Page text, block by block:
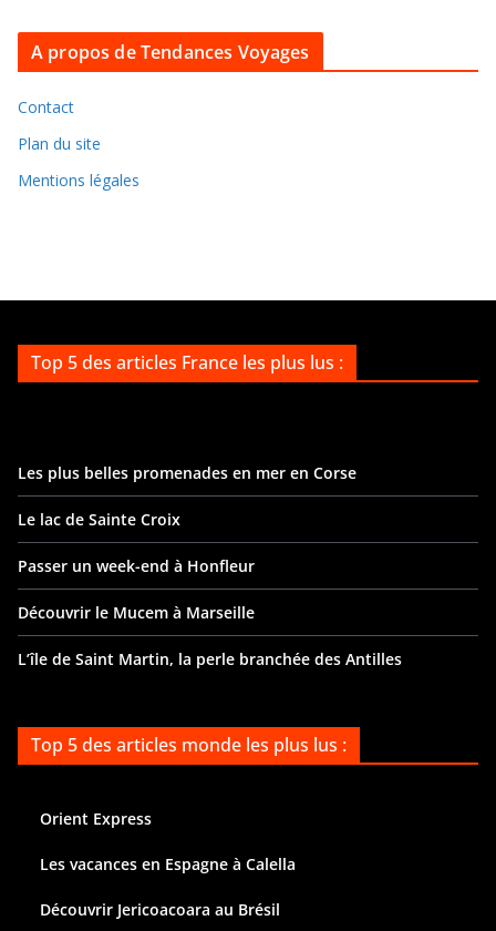
i
v
e
A propos de Tendances Voyages
Contact
Plan du site
Mentions légales
Top 5 des articles France les plus lus :
Les plus belles promenades en mer en Corse
Le lac de Sainte Croix
Passer un week-end à Honfleur
Découvrir le Mucem à Marseille
L’île de Saint Martin, la perle branchée des Antilles
Top 5 des articles monde les plus lus :
Orient Express
Les vacances en Espagne à Calella
Découvrir Jericoacoara au Brésil